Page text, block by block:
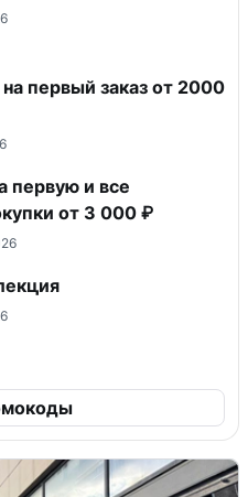
первый заказ от 2000
первую и все
от 3 000 ₽